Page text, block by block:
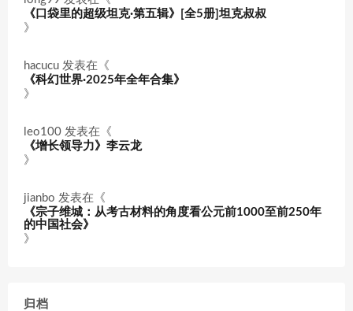
《口袋里的超级坦克·第五辑》[全5册]坦克叔叔
》
hacucu 发表在《
《科幻世界·2025年全年合集》
》
leo100 发表在《
《增长领导力》李云龙
》
jianbo 发表在《
《宗子维城：从考古材料的角度看公元前1000至前250年
的中国社会》
》
归档